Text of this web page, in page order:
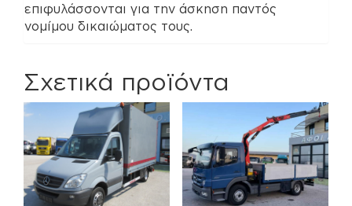
επιφυλάσσονται για την άσκηση παντός
νομίμου δικαιώματος τους.
Σχετικά προϊόντα